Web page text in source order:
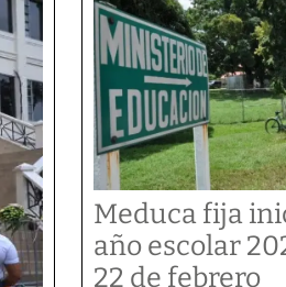
Meduca fija
año escolar
22 de febrero